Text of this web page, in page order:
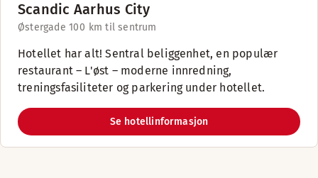
Scandic Aarhus City
Østergade 100 km til sentrum
Hotellet har alt! Sentral beliggenhet, en populær
restaurant – L'øst – moderne innredning,
treningsfasiliteter og parkering under hotellet.
Se hotellinformasjon